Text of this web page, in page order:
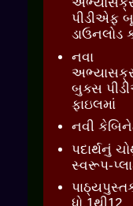
પીડીએફ
ડાઉનલોડ
નવા
બુક્સ
ફાઇલમાં
નવી
પદાર્થનું
સ્વરૂપ-